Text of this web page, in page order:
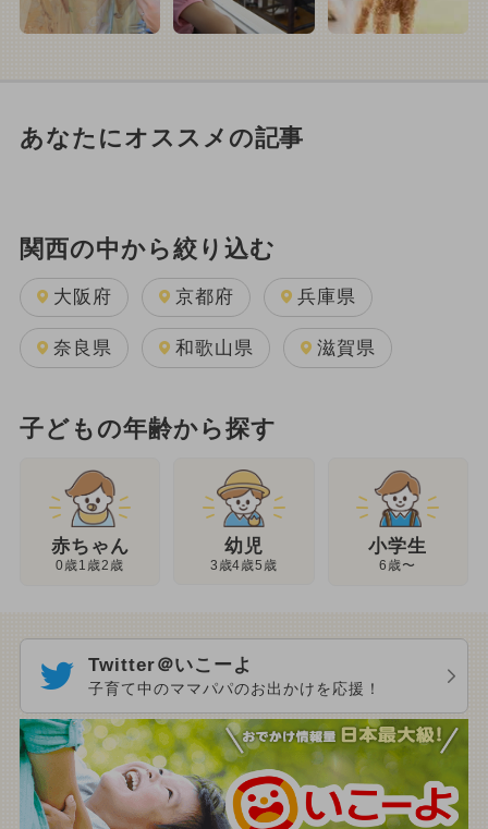
あなたにオススメの記事
関西の中から絞り込む
大阪府 京都府 兵庫県
奈良県 和歌山県 滋賀県
子どもの年齢から探す
赤ちゃん
0歳1歳2歳
幼児
3歳4歳5歳
小学生
6歳〜
Twitter＠いこーよ
子育て中のママパパのお出かけを応援！